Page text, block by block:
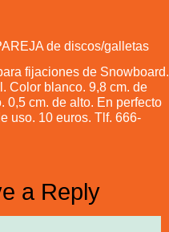
de discos/galletas
fijaciones de Snowboard.
Color blanco. 9,8 cm. de
0,5 cm. de alto. En perfecto
uso. 10 euros. Tlf. 666-
a Reply